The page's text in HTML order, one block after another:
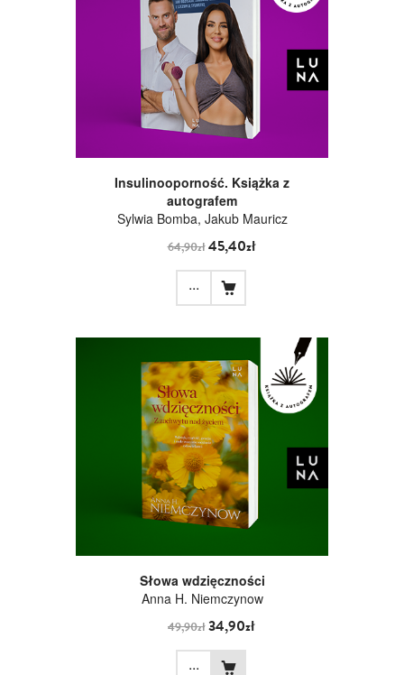
Insulinooporność. Książka z
autografem
Sylwia Bomba, Jakub Mauricz
64,90zł45,40zł
...
Słowa wdzięczności
Anna H. Niemczynow
49,90zł34,90zł
...